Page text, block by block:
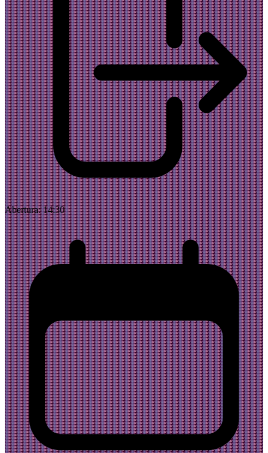
Abertura:14:30